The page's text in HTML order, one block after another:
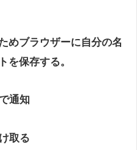
めブラウザーに自分の名
を保存する。
通知
取る